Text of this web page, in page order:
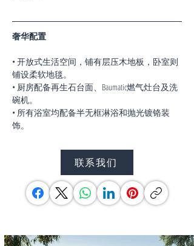
奢华配置
• 开放式生活空间，铺有层压木地板，卧室则
铺设柔软地毯。
• 厨房配备再生石台面、Baumatic燃气灶台及洗
碗机。
• 所有浴室均配备半无框淋浴和抛光镀铬装
饰。
联系我们